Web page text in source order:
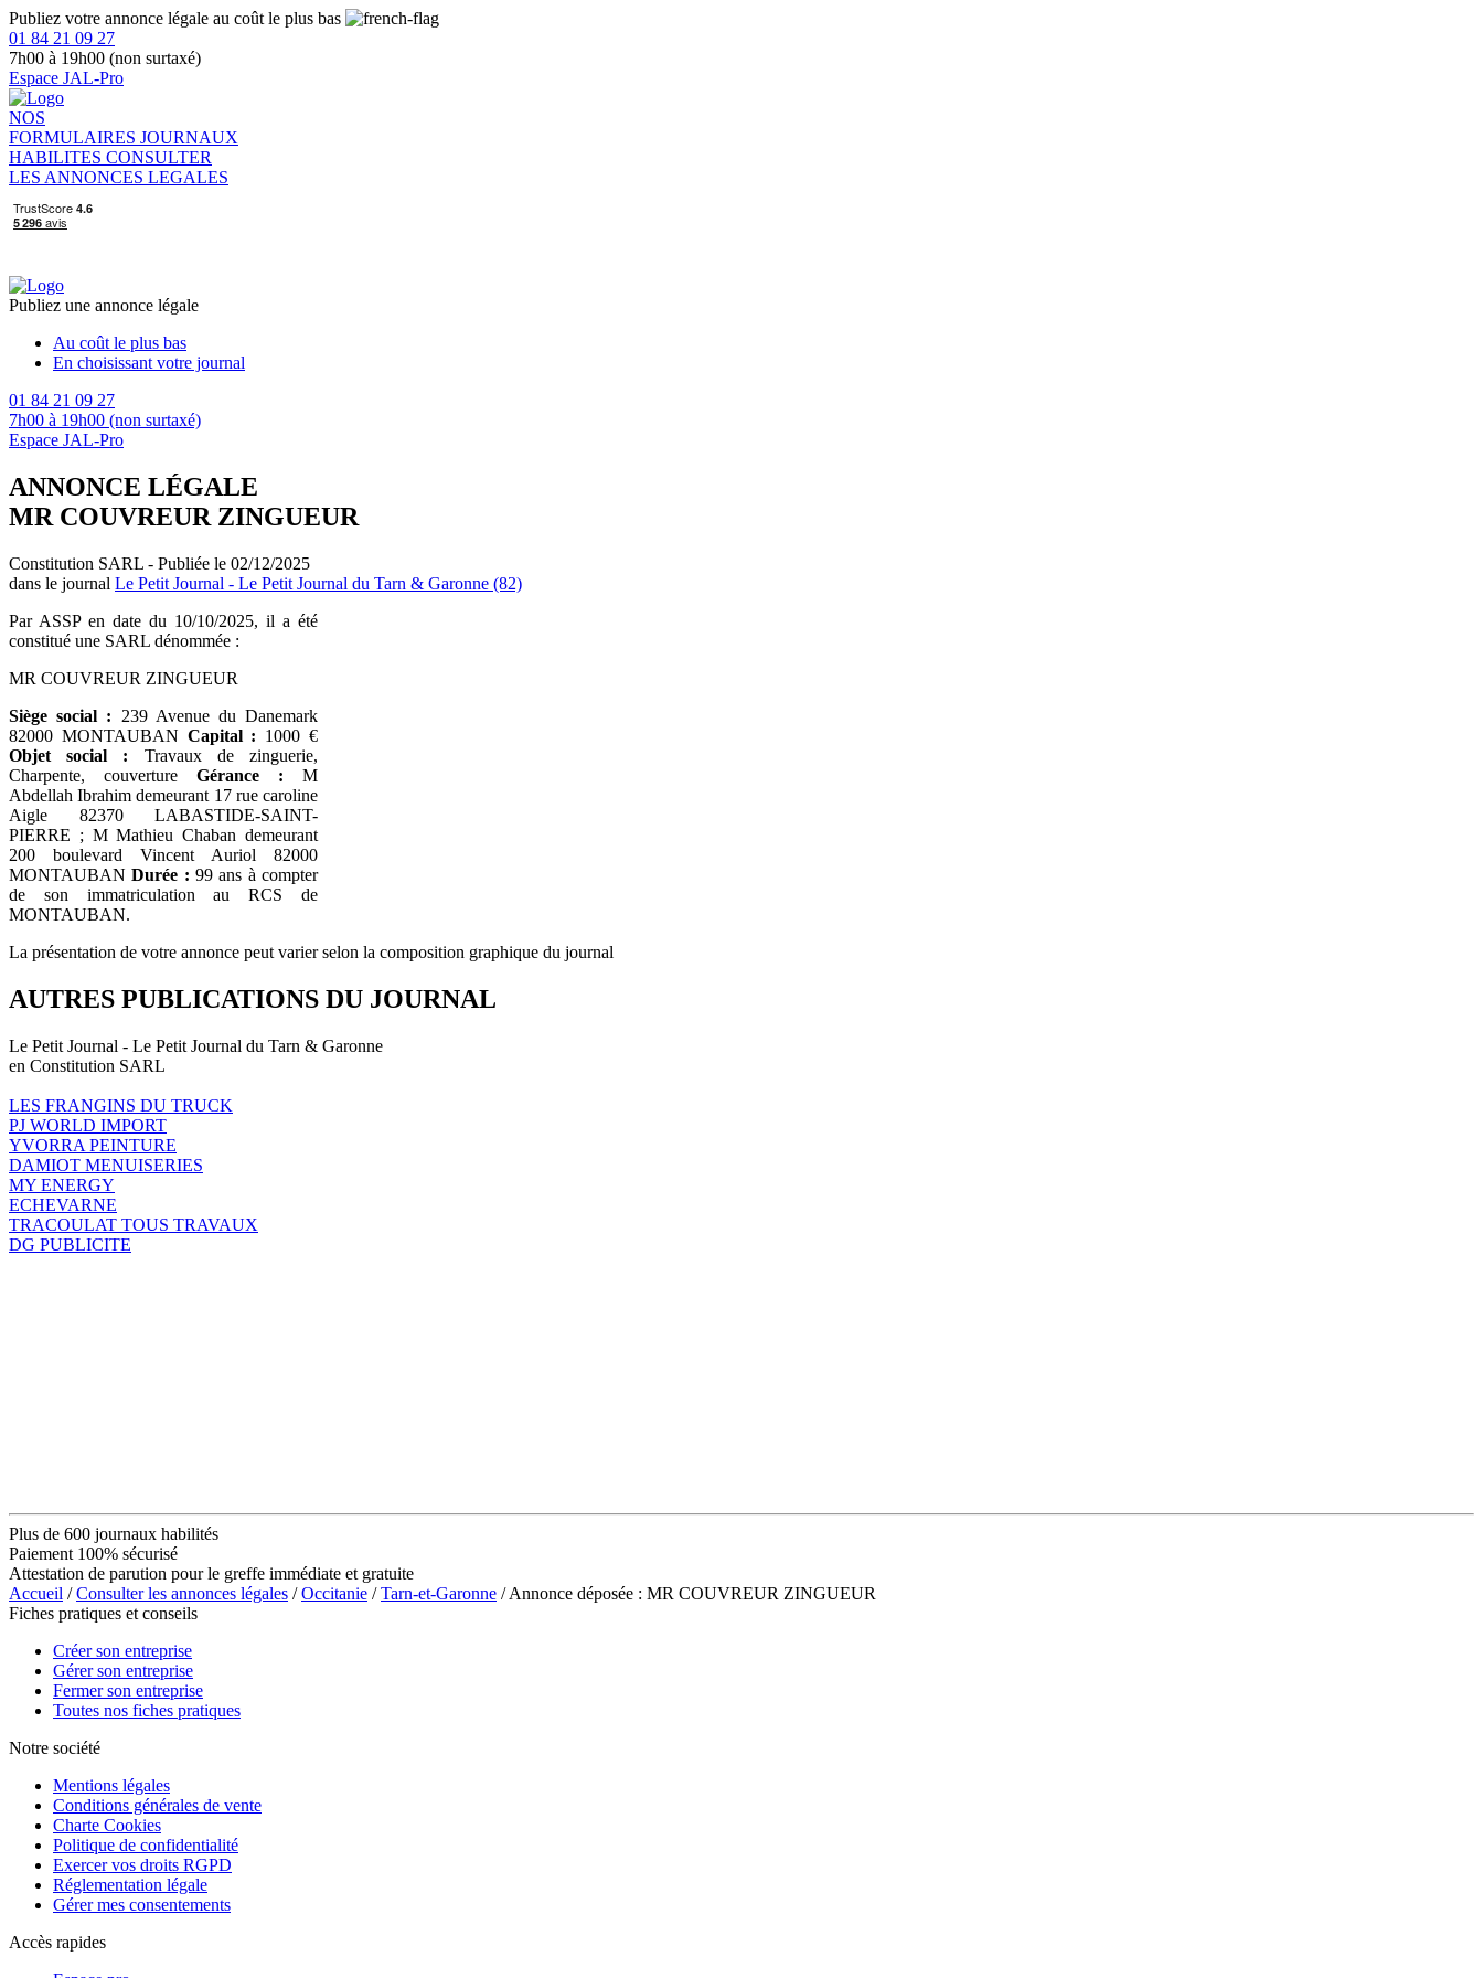
Publiez votre annonce légale au coût le plus bas
01 84 21 09 27
7h00 à 19h00 (non surtaxé)
Espace JAL-Pro
NOS
FORMULAIRES JOURNAUX
HABILITES CONSULTER
LES ANNONCES LEGALES
Publiez une annonce légale
Au coût le plus bas
En choisissant votre journal
01 84 21 09 27
7h00 à 19h00 (non surtaxé)
Espace JAL-Pro
ANNONCE LÉGALE
MR COUVREUR ZINGUEUR
Constitution SARL - Publiée le 02/12/2025
dans le journal Le Petit Journal - Le Petit Journal du Tarn & Garonne (82)
Par ASSP en date du 10/10/2025, il a été
constitué une SARL dénommée :
MR COUVREUR ZINGUEUR
Siège social : 239 Avenue du Danemark
82000 MONTAUBAN Capital : 1000 €
Objet social : Travaux de zinguerie,
Charpente, couverture Gérance : M
Abdellah Ibrahim demeurant 17 rue caroline
Aigle 82370 LABASTIDE-SAINT-
PIERRE ; M Mathieu Chaban demeurant
200 boulevard Vincent Auriol 82000
MONTAUBANDurée : 99 ans à compter
de son immatriculation au RCS de
MONTAUBAN.
La présentation de votre annonce peut varier selon la composition graphique du journal
AUTRES PUBLICATIONS DU JOURNAL
Le Petit Journal - Le Petit Journal du Tarn & Garonne
en Constitution SARL
LES FRANGINS DU TRUCK
PJ WORLD IMPORT
YVORRA PEINTURE
DAMIOT MENUISERIES
MY ENERGY
ECHEVARNE
TRACOULAT TOUS TRAVAUX
DG PUBLICITE
Plus de 600 journaux habilités
Paiement 100% sécurisé
Attestation de parution pour le greffe immédiate et gratuite
Accueil /Consulter les annonces légales /Occitanie /Tarn-et-Garonne / Annonce déposée : MR COUVREUR ZINGUEUR
Fiches pratiques et conseils
Créer son entreprise
Gérer son entreprise
Fermer son entreprise
Toutes nos fiches pratiques
Notre société
Mentions légales
Conditions générales de vente
Charte Cookies
Politique de confidentialité
Exercer vos droits RGPD
Réglementation légale
Gérer mes consentements
Accès rapides